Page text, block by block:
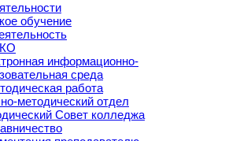
обучение
информационно-
среда
работа
методический отдел
Совет колледжа